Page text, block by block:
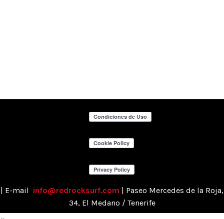
| E-mail info@redrocksurf.com | Paseo Mercedes de la Roja,
34, El Medano / Tenerife